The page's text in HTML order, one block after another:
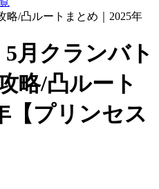
略/凸ルートまとめ｜2025年
5月クランバト
略/凸ルート
【プリンセス